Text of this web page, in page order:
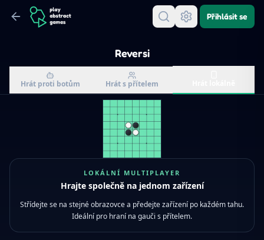
Přihlásit se
Reversi
Hrát proti botům Hrát s přítelem
LOKÁLNÍ MULTIPLAYER
Hrajte společně na jednom zařízení
Střídejte se na stejné obrazovce a předejte zařízení po každém tahu.
Ideální pro hraní na gauči s přítelem.